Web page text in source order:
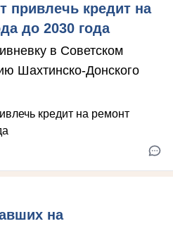
привлечь кредит на
до 2030 года
в Советском
Шахтинско-Донского
на